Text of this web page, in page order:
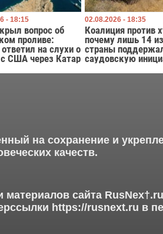
- 18:15
вопрос об
проливе:
ответил на слухи о
США через Катар
02.08.2026 - 18:35
Коалиция против
почему лишь 14
страны
саудовскую
на сохранение и
качеств.
сайта RusNex†.ru
https://rusnext.ru в